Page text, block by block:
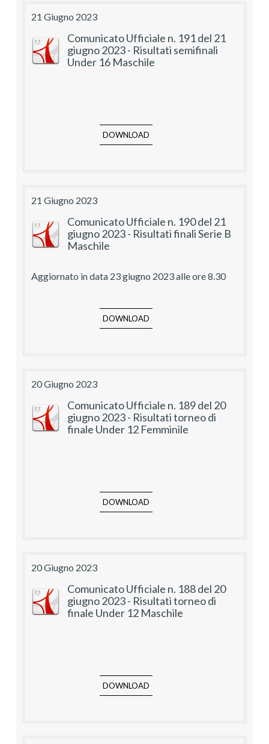
21 Giugno 2023
Comunicato Ufficiale n. 191 del 21
giugno 2023 - Risultati semifinali
Under 16 Maschile
DOWNLOAD
21 Giugno 2023
Comunicato Ufficiale n. 190 del 21
giugno 2023 - Risultati finali Serie B
Maschile
DOWNLOAD
Aggiornato in data 23 giugno 2023 alle ore 8.30
20 Giugno 2023
Comunicato Ufficiale n. 189 del 20
giugno 2023 - Risultati torneo di
finale Under 12 Femminile
DOWNLOAD
20 Giugno 2023
Comunicato Ufficiale n. 188 del 20
giugno 2023 - Risultati torneo di
finale Under 12 Maschile
DOWNLOAD